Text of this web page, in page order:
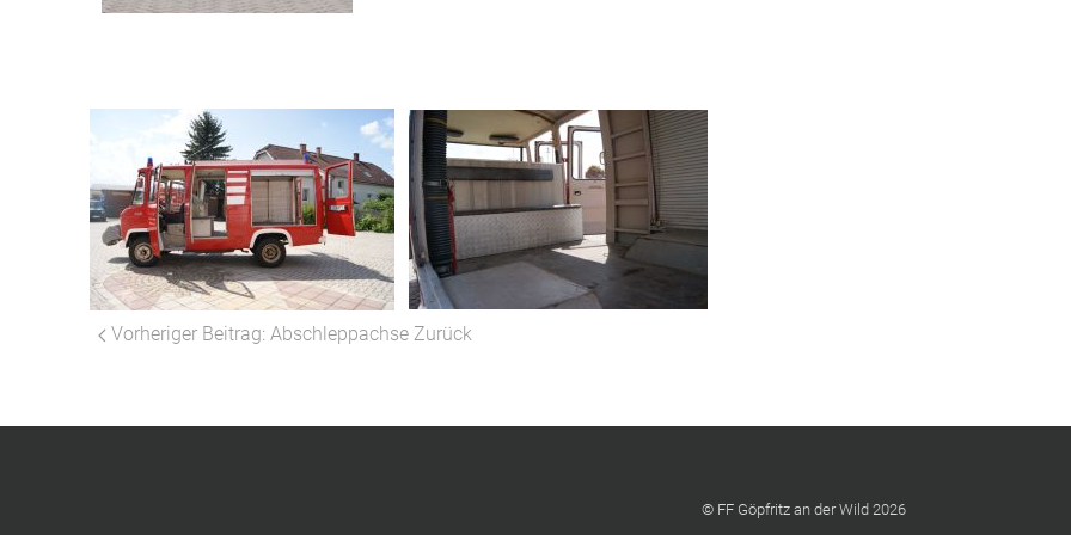
Vorheriger Beitrag: Abschleppachse Zurück
© FF Göpfritz an der Wild 2026